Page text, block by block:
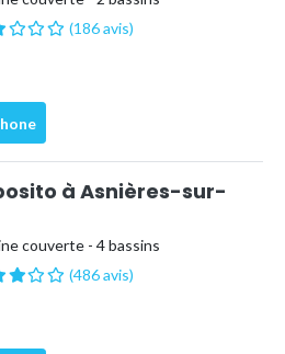
(186 avis)
à Asnières-sur-
couverte - 4 bassins
(486 avis)